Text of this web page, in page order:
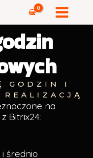
GODZIN I
na
Bitrix24:
średnio